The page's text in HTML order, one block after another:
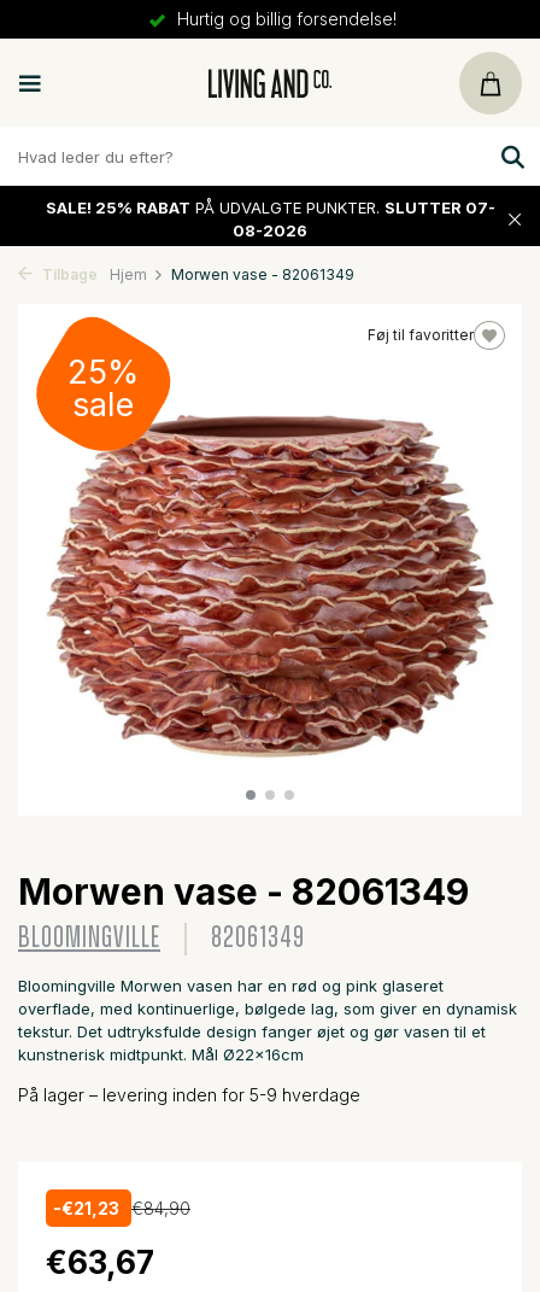
Hurtig og billig forsendelse!
SALE! 25% RABAT PÅ UDVALGTE PUNKTER. SLUTTER 07-
08-2026
Tilbage Hjem Morwen vase - 82061349
Føj til favoritter
25%
sale
Morwen vase - 82061349
BLOOMINGVILLE 82061349
Bloomingville Morwen vasen har en rød og pink glaseret
overflade, med kontinuerlige, bølgede lag, som giver en dynamisk
tekstur. Det udtryksfulde design fanger øjet og gør vasen til et
kunstnerisk midtpunkt. Mål Ø22x16cm
På lager – levering inden for 5-9 hverdage
-€21,23 €84,90
€63,67